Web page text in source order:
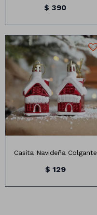
$ 390
Pack Decoracion Navideña
de tres mini casitas en color
rojo
Casita Navideña Colgante
$ 129